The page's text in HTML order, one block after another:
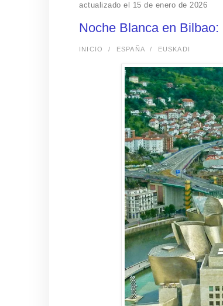
actualizado el 15 de enero de 2026
Noche Blanca en
INICIO / ESPAÑA / EUSKADI